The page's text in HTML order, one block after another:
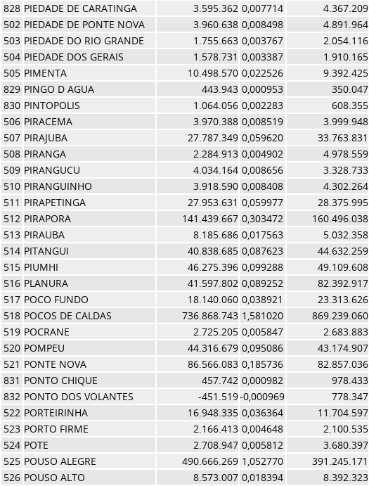
828 PIEDADE DE CARATINGA 3.595.362 0,007714 4.367.209
502 PIEDADE DE PONTE NOVA 3.960.638 0,008498 4.891.964
503 PIEDADE DO RIO GRANDE 1.755.663 0,003767 2.054.116
504 PIEDADE DOS GERAIS 1.578.731 0,003387 1.910.165
505 PIMENTA 10.498.570 0,022526 9.392.425
829 PINGO D AGUA 443.943 0,000953 350.047
830 PINTOPOLIS 1.064.056 0,002283 608.355
506 PIRACEMA 3.970.388 0,008519 3.999.948
507 PIRAJUBA 27.787.349 0,059620 33.763.831
508 PIRANGA 2.284.913 0,004902 4.978.559
509 PIRANGUCU 4.034.164 0,008656 3.328.733
510 PIRANGUINHO 3.918.590 0,008408 4.302.264
511 PIRAPETINGA 27.953.631 0,059977 28.375.995
512 PIRAPORA 141.439.667 0,303472 160.496.038
513 PIRAUBA 8.185.686 0,017563 5.032.358
514 PITANGUI 40.838.685 0,087623 44.632.259
515 PIUMHI 46.275.396 0,099288 49.109.608
516 PLANURA 41.597.802 0,089252 82.392.917
517 POCO FUNDO 18.140.060 0,038921 23.313.626
518 POCOS DE CALDAS 736.868.743 1,581020 869.239.060
519 POCRANE 2.725.205 0,005847 2.683.883
520 POMPEU 44.316.679 0,095086 43.174.907
521 PONTE NOVA 86.566.083 0,185736 82.857.036
831 PONTO CHIQUE 457.742 0,000982 978.433
832 PONTO DOS VOLANTES -451.519-0,000969 778.347
522 PORTEIRINHA 16.948.335 0,036364 11.704.597
523 PORTO FIRME 2.166.413 0,004648 2.100.535
524 POTE 2.708.947 0,005812 3.680.397
525 POUSO ALEGRE 490.666.269 1,052770 391.245.171
526 POUSO ALTO 8.573.007 0,018394 8.392.323